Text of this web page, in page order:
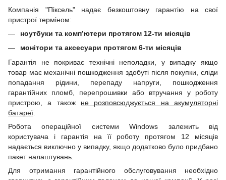
Компанія "Піксель" надає безкоштовну гарантію на свої
пристрої терміном:
ноутбуки та комп’ютери протягом 12-ти місяців
монітори та аксесуари протягом 6-ти місяців
Гарантія не покриває технічні неполадки, у випадку якщо
товар має механічні пошкодження здобуті після покупки, сліди
попадання рідини, перепаду напруги, пошкодження
гарантійних пломб, перепрошивки або втручання у роботу
пристрою, а також не розповсюджується на акумуляторні
батареї
Робота операційної системи Windows залежить від
користувача і гарантія на її роботу протягом 12 місяців
надається виключно у випадку, якщо додатково було придбано
пакет налаштувань.
Для отримання гарантійного обслуговування необхідно